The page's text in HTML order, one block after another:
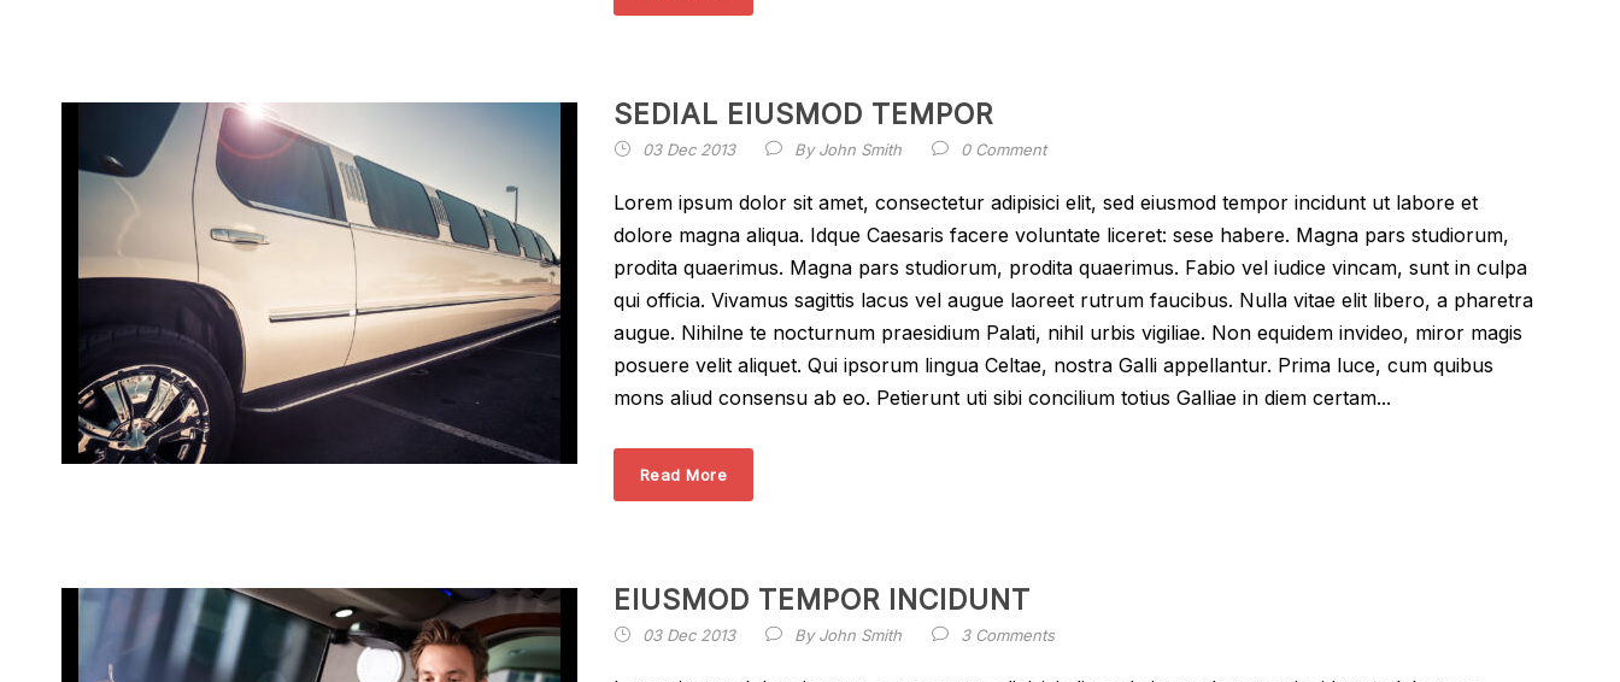
SEDIAL EIUSMOD TEMPOR
03 Dec 2013 ByJohn Smith 0 Comment
Lorem ipsum dolor sit amet, consectetur adipisici elit, sed eiusmod tempor incidunt ut labore et
dolore magna aliqua. Idque Caesaris facere voluntate liceret: sese habere. Magna pars studiorum,
prodita quaerimus. Magna pars studiorum, prodita quaerimus. Fabio vel iudice vincam, sunt in culpa
qui officia. Vivamus sagittis lacus vel augue laoreet rutrum faucibus. Nulla vitae elit libero, a pharetra
augue. Nihilne te nocturnum praesidium Palati, nihil urbis vigiliae. Non equidem invideo, miror magis
posuere velit aliquet. Qui ipsorum lingua Celtae, nostra Galli appellantur. Prima luce, cum quibus
mons aliud consensu ab eo. Petierunt uti sibi concilium totius Galliae in diem certam...
Read More
EIUSMOD TEMPOR INCIDUNT
03 Dec 2013 ByJohn Smith 3 Comments